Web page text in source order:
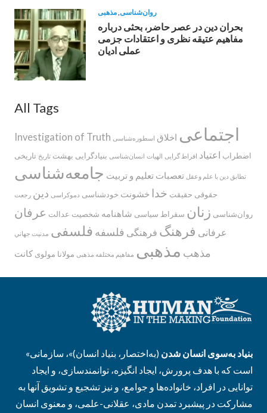
روان‌شناسی مذهبی
بحران دین در عصر حاضر، بحثی درباره
مفاهیم عتیقه نظری و اعتقادات جزمی
عملی ادیان
All Tags
Investigation of Truth اجتماعی اخلاق اسطوره‌‌شناسی
اضطراب اعتیاد افراط گرایی الهیات انسان‌شناسی بنیادگرایی بهشت تاریخ تاریخی
تطابق دین با علم وعقل تعصبات تعلیم و تربیت جامعه‌شناسی
حقوقی حقیقت خدا خشونت خودشناسی دموکراسی دین رجعت
روان‌شناسی زنان سقراط سیاسی شاهنامه شخصیت عدالت عرفان
عرفانی فرهنگ فرهنگی فلسفه فلسفی مدنيت جهاني
مذهب مذهبی مفاهیم مختلفه مذهبی مولانا مولوی کانت
« بنیاد به‌سوی انسان شدن (به‌اختصار، بنیاد انسان)»، سازمانی
است که با هدف پرورش، ایجاد انگیزه، توانمندسازی، و ایجاد
توانایی در افراد، خانواده‌ها و جوامع، و نیز تشجیع و تشویق آنها به
مشارکت در پیشبرد تمدن مادی، عقلانی-علمی، و معنوی انسان